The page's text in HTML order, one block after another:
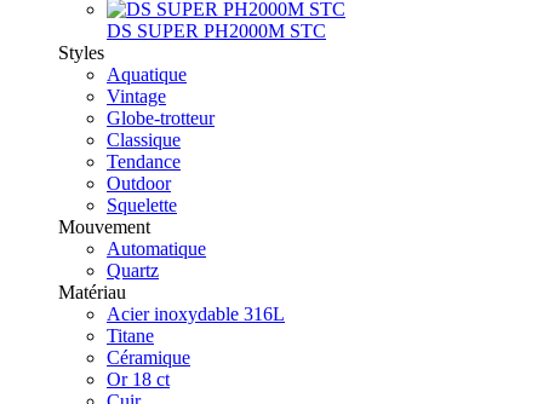
DS SUPER PH2000M STC
Styles
Aquatique
Vintage
Globe-trotteur
Classique
Tendance
Outdoor
Squelette
Mouvement
Automatique
Quartz
Matériau
Acier inoxydable 316L
Titane
Céramique
Or 18 ct